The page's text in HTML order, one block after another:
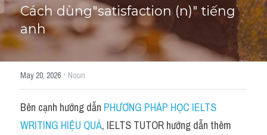
Idiom
Khác
Từ vựng theo topic
Từ vựng theo Topic
Vocabulary - Grammar
Cách dùng"satisfaction (n)" tiếng
anh
May 20, 2026 · Noun
Bên cạnh hướng dẫn PHƯƠNG PHÁP HỌC IELTS
WRITING HIỆU QUẢ